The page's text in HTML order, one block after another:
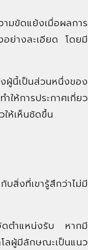
มขัดแย้งเมื่อผลการ
ย่างละเอียด โดยมี
ผู้นี้เป็นส่วนหนึ่งของ
ห้การประกาศเกี่ยว
ห้เห็นชัดขึ้น
สิ่งที่เขารู้สึกว่าไม่มี
จัดตำแหน่งรับ หากมี
ลผู้มีลักษณะเป็นแนว